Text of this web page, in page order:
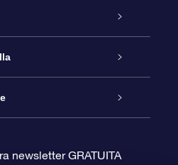
newsletter GRATUITA